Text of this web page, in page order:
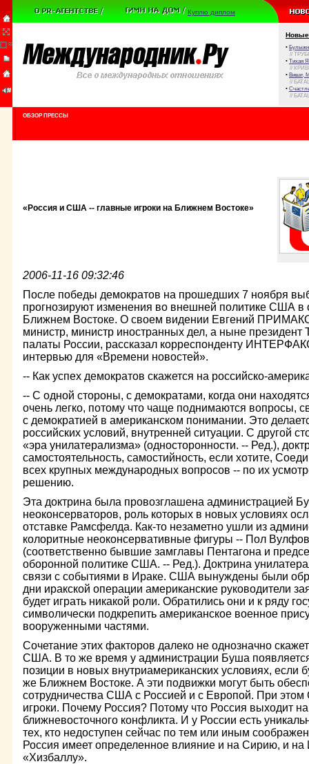
Куплю диплом
Новые
•
//
• Тихая
//
• Виват,
//
•
//
ОБЗОР ПРЕССЫ
«Россия и США -- главные игроки на Ближнем Востоке»
2006-11-16 09:32:46
После победы демократов на прошедших 7 ноября
прогнозируют изменения во внешней политике США в
Ближнем Востоке. О своем видении Евгений
министр, министр иностранных дел, а ныне
палаты России, рассказал корреспонденту
интервью для «Времени новостей».
-- Как успех демократов скажется на российско-
-- С одной стороны, с демократами, когда они
очень легко, потому что чаще поднимаются вопросы,
с демократией в американском понимании. Это
российских условий, внутренней ситуации. С другой
«эра унилатерализма» (односторонности. -- Ред.),
самостоятельность, самостийность, если хотите,
всех крупных международных вопросов -- по их
решению.
Эта доктрина была провозглашена администрацией
неоконсерваторов, роль которых в новых условиях
отставке Рамсфелда. Как-то незаметно ушли из
колоритные неоконсервативные фигуры -- Пол
(соответственно бывшие замглавы Пентагона и
оборонной политике США. -- Ред.). Доктрина
связи с событиями в Ираке. США вынуждены были
дни иракской операции американские руководители
будет играть никакой роли. Обратились они и к ряду
символически подкрепить американское военное
вооруженными частями.
Сочетание этих факторов далеко не однозначно
США. В то же время у администрации Буша
позиции в новых внутриамериканских условиях, если
же Ближнем Востоке. А эти подвижки могут быть
сотрудничества США с Россией и с Европой. При
игроки. Почему Россия? Потому что Россия выходит
ближневосточного конфликта. И у России есть
тех, кто недоступен сейчас по тем или иным
Россия имеет определенное влияние и на Сирию, и
«Хизбаллу».